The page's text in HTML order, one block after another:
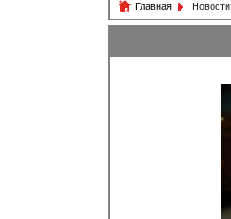
Главная Новости